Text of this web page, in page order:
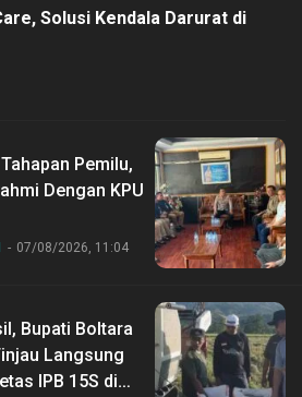
Solusi Kendala Darurat di
Pemilu,
Dengan KPU
07/08/2026, 11:04
Bupati Boltara
Langsung
IPB 15S di